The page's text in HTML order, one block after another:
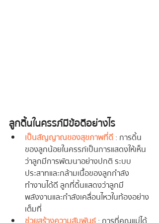
ลูกดิ้นในครรภ์มีข้อดีอย่างไร
เป็นสัญญาณของสุขภาพที่ดี : การดิ้น
ของลูกน้อยในครรภ์เป็นการแสดงให้เห็น
ว่าลูกมีการพัฒนาอย่างปกติ ระบบ
ประสาทและกล้ามเนื้อของลูกกำลัง
ทำงานได้ดี ลูกที่ดิ้นแสดงว่าลูกมี
พลังงานและกำลังเคลื่อนไหวในท้องอย่าง
เต็มที่